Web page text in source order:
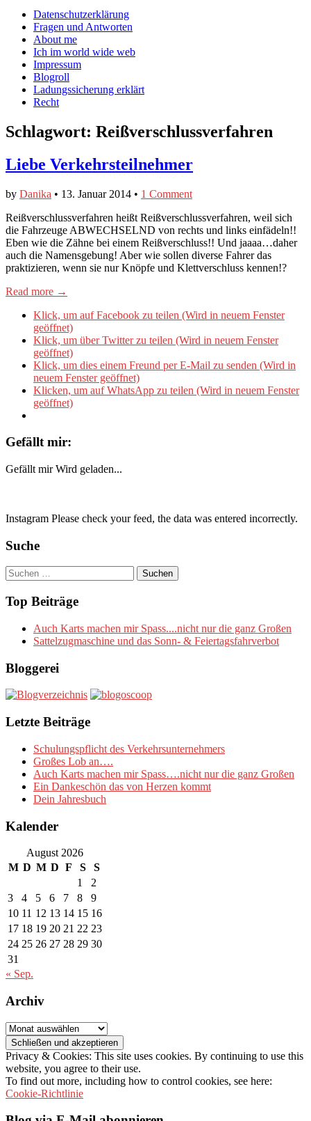
Facebook
anzeigen
Twitter
anzeigen
auf
Instagram
anzeigen
Main
menu
Skip
content
Datenschutzerklärung
Fragen und Antworten
About me
Ich im world wide web
Impressum
Blogroll
Ladungssicherung erklärt
Recht
Schlagwort: Reißverschlussverfahren
Liebe Verkehrsteilnehmer
by Danika • 13. Januar 2014 • 1 Comment
Reißverschlussverfahren heißt Reißverschlussverfahren, weil sich
die Fahrzeuge ABWECHSELND von rechts und links einfädeln!!
Eben wie die Zähne bei einem Reißverschluss!! Und jaaaa…daher
auch die Namensgebung! Aber wie sollen diverse Fahrer das
praktizieren, wenn sie nur Knöpfe und Klettverschluss kennen!?
Read more →
Klick, um auf Facebook zu teilen (Wird in neuem Fenster
geöffnet)
Klick, um über Twitter zu teilen (Wird in neuem Fenster
geöffnet)
Klick, um dies einem Freund per E-Mail zu senden (Wird in
neuem Fenster geöffnet)
Klicken, um auf WhatsApp zu teilen (Wird in neuem Fenster
geöffnet)
Gefällt mir:
Gefällt mir Wird geladen...
Instagram Please check your feed, the data was entered incorrectly.
Suche
Suchen
nach:
Top Beiträge
Auch Karts machen mir Spass....nicht nur die ganz Großen
Sattelzugmaschine und das Sonn- & Feiertagsfahrverbot
Bloggerei
Letzte Beiträge
Schulungspflicht des Verkehrsunternehmers
Großes Lob an….
Auch Karts machen mir Spass….nicht nur die ganz Großen
Ein Dankeschön das von Herzen kommt
Dein Jahresbuch
Kalender
August 2026
M D M D F S
S
1
2
3
4 5 6 7 8
9
10 11 12 13 14 15 16
17 18 19 20 21 22 23
24 25 26 27 28 29 30
31
« Sep.
Archiv
Archiv
Privacy & Cookies: This site uses cookies. By continuing to use this
website, you agree to their use.
To find out more, including how to control cookies, see here:
Cookie-Richtlinie